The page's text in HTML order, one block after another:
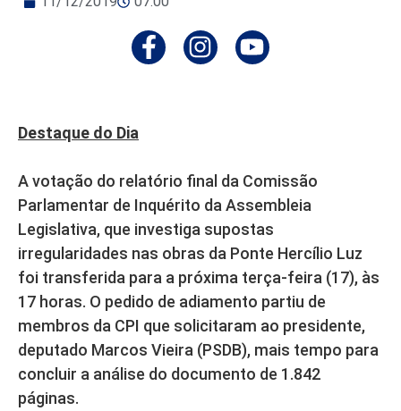
Destaque do Dia
A votação do relatório final da Comissão
Parlamentar de Inquérito da Assembleia
Legislativa, que investiga supostas
irregularidades nas obras da Ponte Hercílio Luz
foi transferida para a próxima terça-feira (17), às
17 horas. O pedido de adiamento partiu de
membros da CPI que solicitaram ao presidente,
deputado Marcos Vieira (PSDB), mais tempo para
concluir a análise do documento de 1.842
páginas.